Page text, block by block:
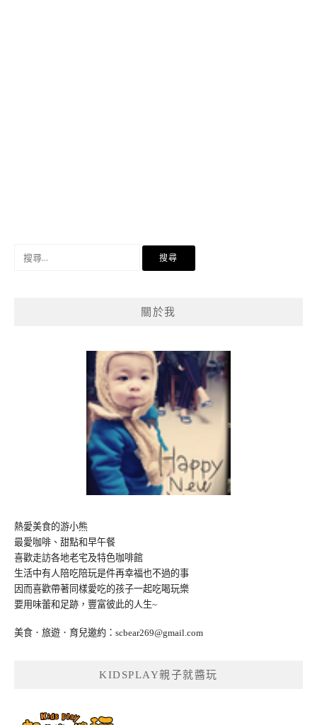
關於我
熱愛美食的游小熊
最愛咖啡、甜點和早午餐
喜歡走訪各地老宅及特色咖啡館
生活中有人陪吃陪玩是件再幸福也不過的事
因而喜歡帶著同樣愛吃的孩子一起吃喝玩樂
要用味蕾和足跡，豐富彼此的人生~
美食．旅遊．育兒邀約： scbear269@gmail.com
KIDSPLAY親子就醬玩